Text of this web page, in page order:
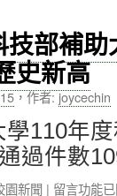
段
補
助〉
中
治
療
標
的〉
中
Demo
Day，
為
新
取
得
更
多
處
生
物
資
訊
中
心
揭
牌
典
部補
史新高
，作者: joycechin
學110年
過件數
園新聞 | 在
留言功能